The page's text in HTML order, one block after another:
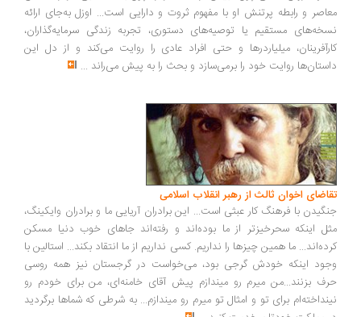
و رابطه پرتنش او با مفهوم ثروت و دارایی است... اوزل به‌جای ارائه
مستقیم یا توصیه‌های دستوری، تجربه زندگی سرمایه‌گذاران،
میلیاردرها و حتی افراد عادی را روایت می‌کند و از دل این
روایت خود را برمی‌سازد و بحث را به پیش می‌راند ...
اخوان ثالث از رهبر انقلاب اسلامی
با فرهنگ کار عبثی است... این برادران آریایی ما و برادران وایکینگ،
اینکه سحرخیزتر از ما بوده‌اند و رفته‌اند جاهای خوب دنیا مسکن
ما همین چیزها را نداریم. کسی نداریم از ما انتقاد بکند... استالین با
اینکه خودش گرجی بود، می‌خواست در گرجستان نیز همه روسی
بزنند...من میرم رو میندازم پیش آقای خامنه‌ای، من برای خودم رو
برای تو و امثال تو میرم رو میندازم... به شرطی که شماها برگردید